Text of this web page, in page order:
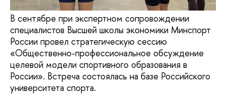
В сентябре при экспертном сопровождении
специалистов Высшей школы экономики Минспорт
России провел стратегическую сессию
«Общественно-профессиональное обсуждение
целевой модели спортивного образования в
России». Встреча состоялась на базе Российского
университета спорта.